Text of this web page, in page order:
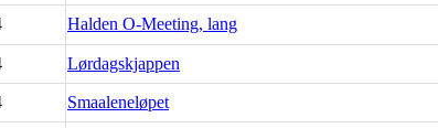
Halden O-Meeting, lang
Lørdagskjappen
Smaaleneløpet